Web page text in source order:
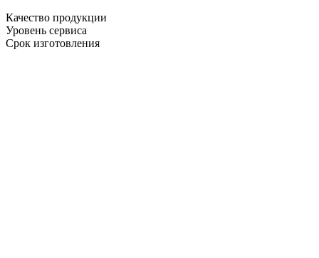
Качество продукции
Уровень сервиса
Срок изготовления